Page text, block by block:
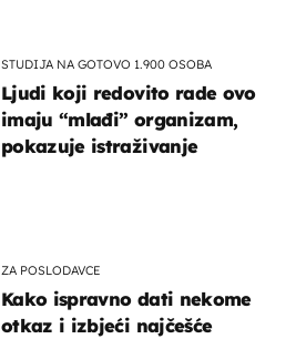
STUDIJA NA GOTOVO 1.900 OSOBA
Ljudi koji redovito rade ovo
imaju “mlađi” organizam,
pokazuje istraživanje
ZA POSLODAVCE
Kako ispravno dati nekome
otkaz i izbjeći najčešće